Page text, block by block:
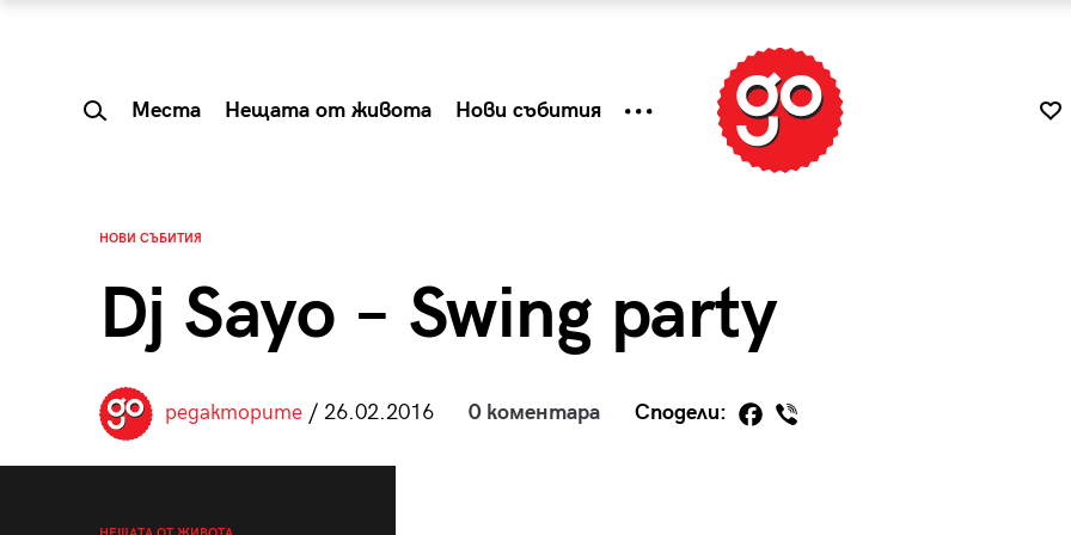
Места Нещата от живота Нови събития
НОВИ СЪБИТИЯ
Dj Sayo – Swing party
редакторите/ 26.02.2016 0 коментара Сподели: